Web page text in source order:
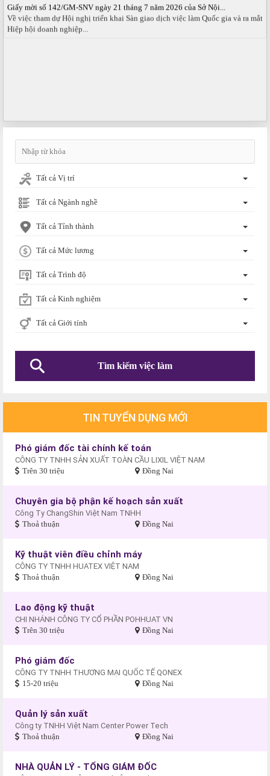
Về việc tham dự Hội nghị triển khai Sàn giao dịch việc làm Quốc gia và ra mắt
Hiệp hội doanh nghiệp...
Tất cả Vị trí
Tất cả Ngành nghề
Tất cả Tỉnh thành
Tất cả Mức lương
Tất cả Trình độ
Tất cả Kinh nghiệm
Tất cả Giới tính
TIN TUYỂN DỤNG MỚI
Phó giám đốc tài chính kế toán
CÔNG TY TNHH SẢN XUẤT TOÀN CẦU LIXIL VIỆT NAM
Trên 30 triệu Đồng Nai
Chuyên gia bộ phận kế hoạch sản xuất
Công Ty ChangShin Việt Nam TNHH
Thoả thuận Đồng Nai
Kỹ thuật viên điều chỉnh máy
CÔNG TY TNHH HUATEX VIỆT NAM
Thoả thuận Đồng Nai
Lao động kỹ thuật
CHI NHÁNH CÔNG TY CỔ PHẦN POHHUAT VN
Trên 30 triệu Đồng Nai
Phó giám đốc
CÔNG TY TNHH THƯƠNG MẠI QUỐC TẾ QONEX
15-20 triệu Đồng Nai
Quản lý sản xuất
Công ty TNHH Việt Nam Center Power Tech
Thoả thuận Đồng Nai
NHÀ QUẢN LÝ - TỔNG GIÁM ĐỐC